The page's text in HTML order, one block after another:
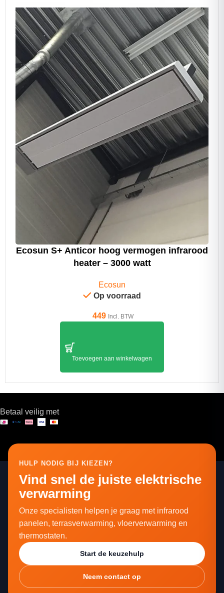
Ecosun S+ Anticor hoog vermogen infrarood
heater – 3000 watt
Ecosun
Op voorraad
449 Incl. BTW
Toevoegen aan winkelwagen
Betaal veilig met
HULP NODIG BIJ KIEZEN?
Vind snel de juiste elektrische
verwarming
Onze specialisten helpen je graag met infrarood
panelen, terrasverwarming, vloerverwarming en
thermostaten.
Start de keuzehulp
Neem contact op